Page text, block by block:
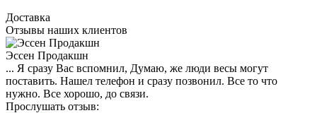
Доставка
Отзывы наших клиентов
Эссен Продакшн
... Я сразу Вас вспомнил, Думаю, же люди весы могут
поставить. Нашел телефон и сразу позвонил. Все то что
нужно. Все хорошо, до связи.
Прослушать отзыв: